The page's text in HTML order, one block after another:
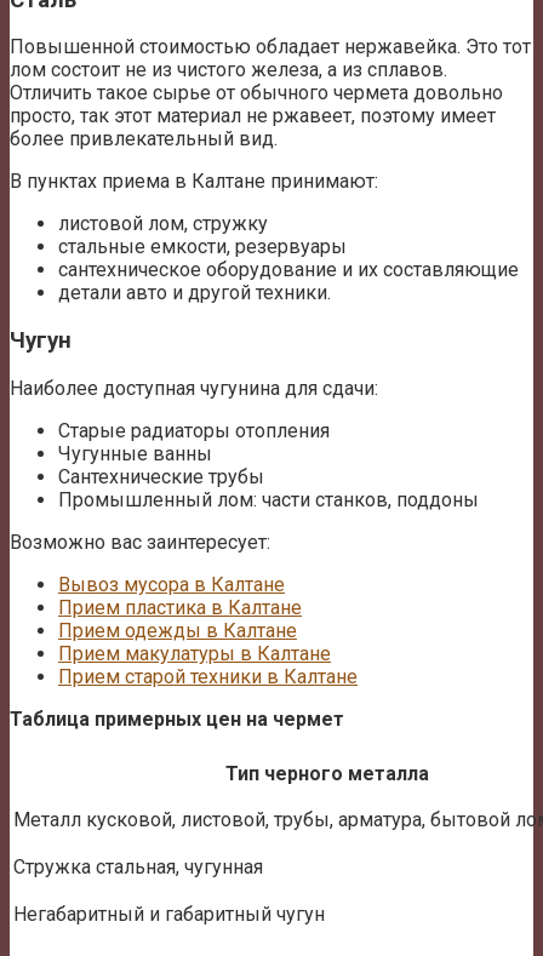
Повышенной стоимостью обладает нержавейка. Это тот
лом состоит не из чистого железа, а из сплавов.
Отличить такое сырье от обычного чермета довольно
просто, так этот материал не ржавеет, поэтому имеет
более привлекательный вид.
В пунктах приема в Калтане принимают:
листовой лом, стружку
стальные емкости, резервуары
сантехническое оборудование и их составляющие
детали авто и другой техники.
Чугун
Наиболее доступная чугунина для сдачи:
Старые радиаторы отопления
Чугунные ванны
Сантехнические трубы
Промышленный лом: части станков, поддоны
Возможно вас заинтересует:
Вывоз мусора в Калтане
Прием пластика в Калтане
Прием одежды в Калтане
Прием макулатуры в Калтане
Прием старой техники в Калтане
Таблица примерных цен на чермет
Тип черного металла
Металл кусковой, листовой, трубы, арматура, бытовой
Стружка стальная, чугунная
Негабаритный и габаритный чугун